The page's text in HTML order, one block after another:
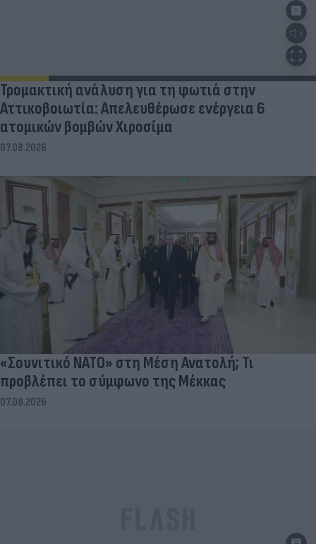
Τρομακτική ανάλυση για τη φωτιά στην
Αττικοβοιωτία: Απελευθέρωσε ενέργεια 6
ατομικών βομβών Χιροσίμα
07.08.2026
«Σουνιτικό ΝΑΤΟ» στη Μέση Ανατολή; Τι
προβλέπει το σύμφωνο της Μέκκας
07.08.2026